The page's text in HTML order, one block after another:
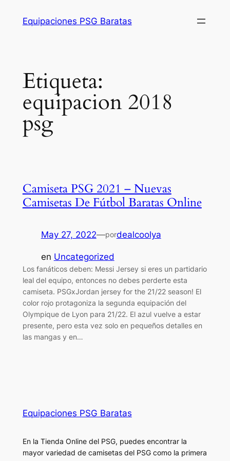
Equipaciones PSG Baratas
Etiqueta:
equipacion 2018
psg
Camiseta PSG 2021 – Nuevas
Camisetas De Fútbol Baratas Online
May 27, 2022—pordealcoolya
en Uncategorized
Los fanáticos deben: Messi Jersey si eres un partidario
leal del equipo, entonces no debes perderte esta
camiseta. PSGxJordan jersey for the 21/22 season! El
color rojo protagoniza la segunda equipación del
Olympique de Lyon para 21/22. El azul vuelve a estar
presente, pero esta vez solo en pequeños detalles en
las mangas y en…
Equipaciones PSG Baratas
En la Tienda Online del PSG, puedes encontrar la
mayor variedad de camisetas del PSG como la primera